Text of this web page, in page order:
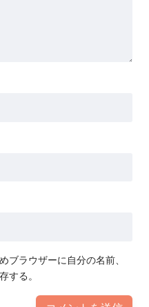
ブラウザーに自分の名前、
する。